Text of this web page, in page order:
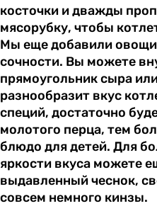
косточки и дважды
мясорубку, чтобы
Мы еще добавили овощи
сочности. Вы можете
прямоугольник сыра
разнообразит вкус
специй, достаточно
молотого перца, тем
блюдо для детей. Для
яркости вкуса можете
выдавленный чеснок,
совсем немного кинзы.